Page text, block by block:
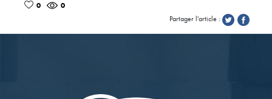
0
0
Partager l'article :